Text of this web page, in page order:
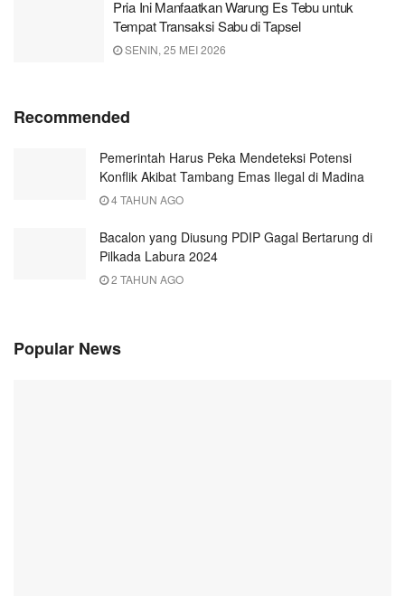
Pria Ini Manfaatkan Warung Es Tebu untuk
Tempat Transaksi Sabu di Tapsel
SENIN, 25 MEI 2026
Recommended
Pemerintah Harus Peka Mendeteksi Potensi
Konflik Akibat Tambang Emas Ilegal di Madina
4 TAHUN AGO
Bacalon yang Diusung PDIP Gagal Bertarung di
Pilkada Labura 2024
2 TAHUN AGO
Popular News